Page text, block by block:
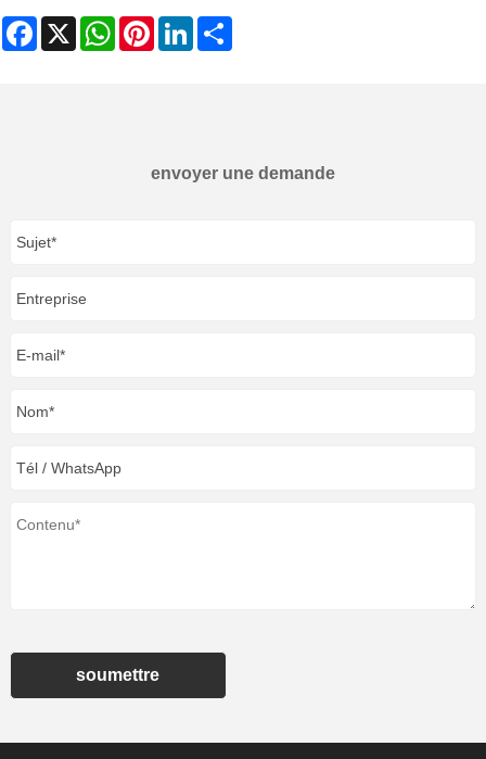
Facebook
X WhatsAppPinterestLinkedIn
envoyer une demande
soumettre